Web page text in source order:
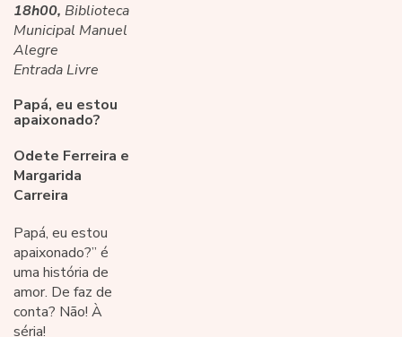
18h00, Biblioteca
Municipal Manuel
Alegre
Entrada Livre
Papá, eu estou
apaixonado?
Odete Ferreira e
Margarida
Carreira
Papá, eu estou
apaixonado?” é
uma história de
amor. De faz de
conta? Não! À
séria!